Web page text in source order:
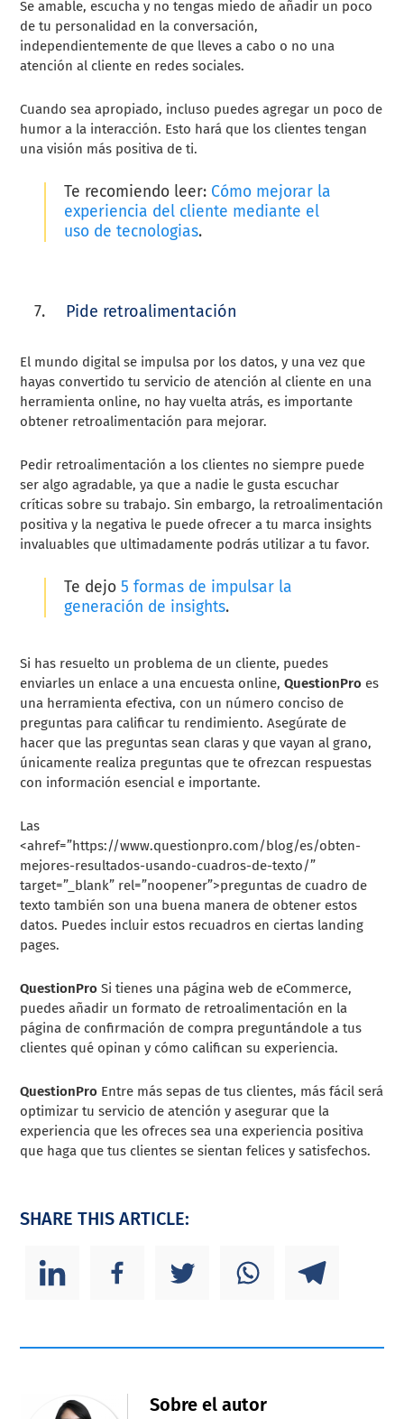
Se amable, escucha y no tengas miedo de añadir un poco
de tu personalidad en la conversación,
independientemente de que lleves a cabo o no una
atención al cliente en redes sociales.
Cuando sea apropiado, incluso puedes agregar un poco de
humor a la interacción. Esto hará que los clientes tengan
una visión más positiva de ti.
Te recomiendo leer: Cómo mejorar la
experiencia del cliente mediante el
uso de tecnologias.
Pide retroalimentación
El mundo digital se impulsa por los datos, y una vez que
hayas convertido tu servicio de atención al cliente en una
herramienta online, no hay vuelta atrás, es importante
obtener retroalimentación para mejorar.
Pedir retroalimentación a los clientes no siempre puede
ser algo agradable, ya que a nadie le gusta escuchar
críticas sobre su trabajo. Sin embargo, la retroalimentación
positiva y la negativa le puede ofrecer a tu marca insights
invaluables que ultimadamente podrás utilizar a tu favor.
Te dejo 5 formas de impulsar la
generación de insights.
Si has resuelto un problema de un cliente, puedes
enviarles un enlace a una encuesta online,QuestionPro es
una herramienta efectiva, con un número conciso de
preguntas para calificar tu rendimiento. Asegúrate de
hacer que las preguntas sean claras y que vayan al grano,
únicamente realiza preguntas que te ofrezcan respuestas
con información esencial e importante.
Las
<ahref=”https://www.questionpro.com/blog/es/obten-
mejores-resultados-usando-cuadros-de-texto/”
target=”_blank” rel=”noopener”>preguntas de cuadro de
texto también son una buena manera de obtener estos
datos. Puedes incluir estos recuadros en ciertas landing
pages.
QuestionProSi tienes una página web de eCommerce,
puedes añadir un formato de retroalimentación en la
página de confirmación de compra preguntándole a tus
clientes qué opinan y cómo califican su experiencia.
QuestionPro Entre más sepas de tus clientes, más fácil será
optimizar tu servicio de atención y asegurar que la
experiencia que les ofreces sea una experiencia positiva
que haga que tus clientes se sientan felices y satisfechos.
SHARE THIS ARTICLE:
Sobre el autor